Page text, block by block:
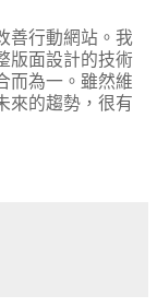
善行動網站。我
版面設計的技術
而為一。雖然維
來的趨勢，很有